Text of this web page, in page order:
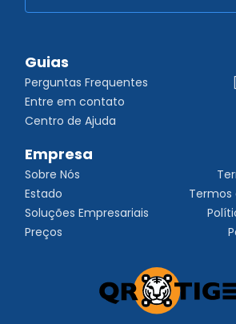
Guias
Perguntas Frequentes
Entre em contato
Centro de Ajuda
Empresa
Sobre Nós
Estado
Soluções Empresariais
Preços
Termos